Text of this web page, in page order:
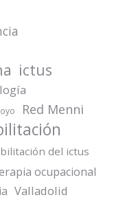
ictus
Red Menni
del ictus
ocupacional
Valladolid